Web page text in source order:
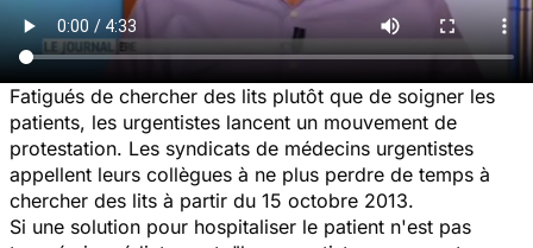
Fatigués de chercher des lits plutôt que de soigner les
patients, les urgentistes lancent un mouvement de
protestation. Les syndicats de médecins urgentistes
appellent leurs collègues à ne plus perdre de temps à
chercher des lits à partir du 15 octobre 2013.
Si une solution pour hospitaliser le patient n'est pas